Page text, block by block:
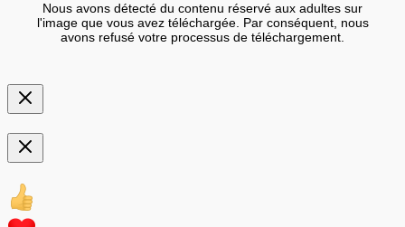
Nous avons détecté du contenu réservé aux adultes sur
l'image que vous avez téléchargée. Par conséquent, nous
avons refusé votre processus de téléchargement.